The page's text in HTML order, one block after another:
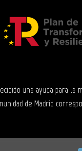
una ayuda para
de Madrid